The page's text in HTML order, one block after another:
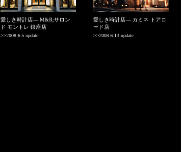
愛しき時計店― M&R;サロン
ド モントレ 銀座店
>>2008.6.5 update
愛しき時計店― カミネ トアロ
ード店
>>2008.6.13 update